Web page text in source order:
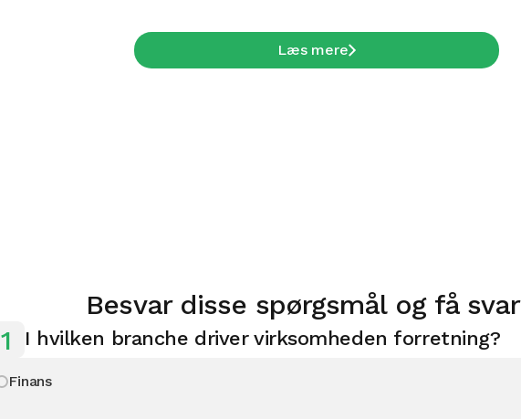
Læs mere
Besvar disse spørgsmål og få
1
I hvilken branche driver virksomheden forretning?
Finans